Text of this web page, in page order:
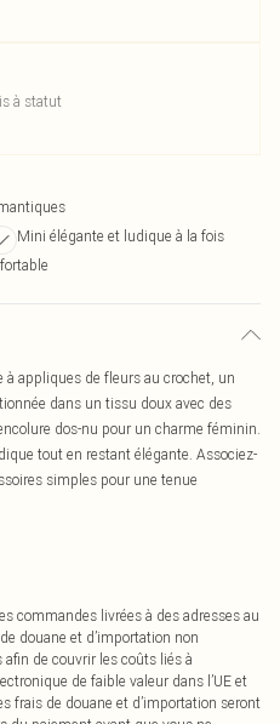
à statut
Mini élégante et ludique à la fois
à appliques de fleurs au crochet, un
dans un tissu doux avec des
dos-nu pour un charme féminin.
tout en restant élégante. Associez-
simples pour une tenue
commandes livrées à des adresses au
douane et d’importation non
de couvrir les coûts liés à
de faible valeur dans l’UE et
frais de douane et d’importation seront